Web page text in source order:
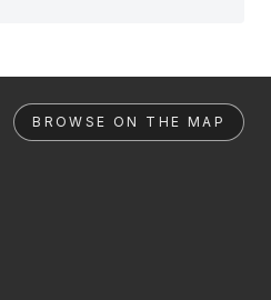
BROWSE ON THE MAP